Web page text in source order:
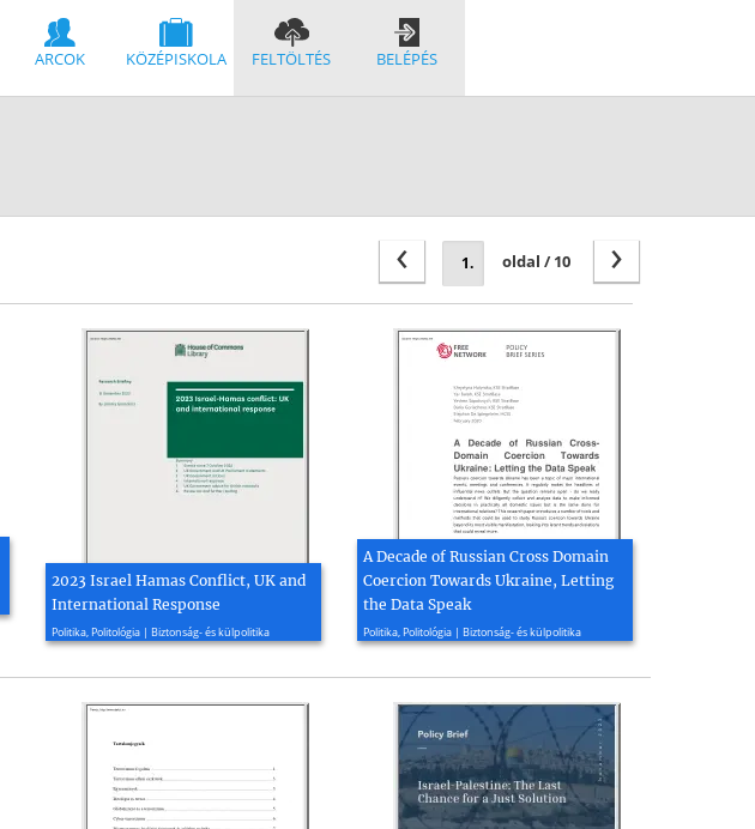
ARCOK KÖZÉPISKOLA FELTÖLTÉS BELÉPÉS
›
oldal / 10
‹
2023 Israel Hamas Conflict, UK and
International Response
Politika, Politológia | Biztonság- és külpolitika
2023, 52 oldal
A Decade of Russian Cross Domain
Coercion Towards Ukraine, Letting
the Data Speak
Politika, Politológia | Biztonság- és külpolitika
2020, 10 oldal